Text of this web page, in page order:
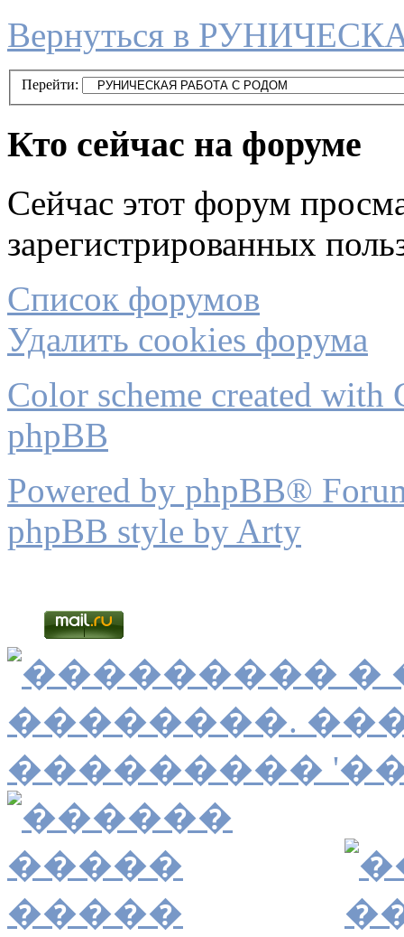
Вернуться в
Перейти:
Кто сейчас на форуме
Сейчас этот форум
зарегистрированных
Список форумов
Удалить cookies форума
Color scheme created with
phpBB
Powered by phpBB®
phpBB style by Arty